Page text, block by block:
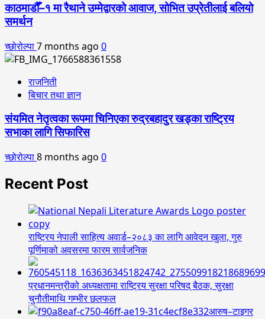
काठमाडौँ–१ मा रैथाने उम्मेद्वारको आवाज, सोभित उप्रेतीलाई बलियो
समर्थन
च्छोरोल्पा7 months ago 0
राजनिती
बिचार तथा ज्ञान
संयमित नेतृत्वका रूपमा चिनिएका रुद्रबहादुर खड्का राष्ट्रिय
सभाका लागि सिफारिस
च्छोरोल्पा8 months ago 0
Recent Post
राष्ट्रिय नेपाली साहित्य अवार्ड–२०८३ का लागि आवेदन खुला, गुरु
पूर्णिमाको अवसरमा फारम सार्वजनिक
प्रधानमन्त्रीको अध्यक्षतामा राष्ट्रिय सुरक्षा परिषद् बैठक, सुरक्षा
चुनौतीमाथि गम्भीर छलफल
आरुष–टाइगर